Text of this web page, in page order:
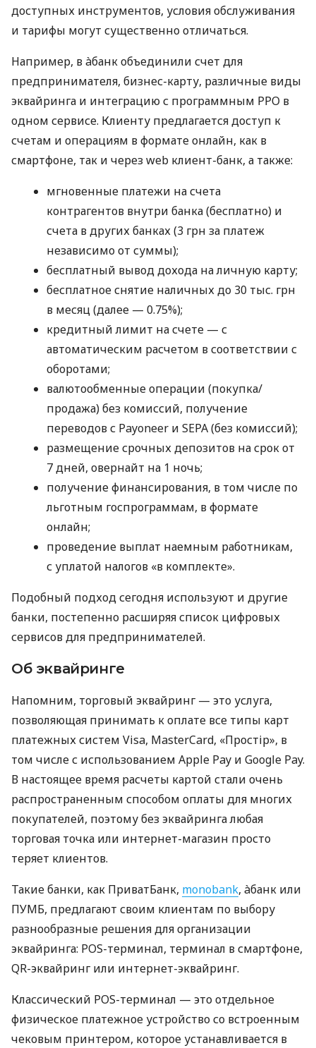
доступных инструментов, условия обслуживания
и тарифы могут существенно отличаться.
Например, в àбанк объединили счет для
предпринимателя, бизнес-карту, различные виды
эквайринга и интеграцию с программным РРО в
одном сервисе. Клиенту предлагается доступ к
счетам и операциям в формате онлайн, как в
смартфоне, так и через web клиент-банк, а также:
мгновенные платежи на счета
контрагентов внутри банка (бесплатно) и
счета в других банках (3 грн за платеж
независимо от суммы);
бесплатный вывод дохода на личную карту;
бесплатное снятие наличных до 30 тыс. грн
в месяц (далее — 0.75%);
кредитный лимит на счете — с
автоматическим расчетом в соответствии с
оборотами;
валютообменные операции (покупка/
продажа) без комиссий, получение
переводов с Payoneer и SEPA (без комиссий);
размещение срочных депозитов на срок от
7 дней, овернайт на 1 ночь;
получение финансирования, в том числе по
льготным госпрограммам, в формате
онлайн;
проведение выплат наемным работникам,
с уплатой налогов «в комплекте».
Подобный подход сегодня используют и другие
банки, постепенно расширяя список цифровых
сервисов для предпринимателей.
Об эквайринге
Напомним, торговый эквайринг — это услуга,
позволяющая принимать к оплате все типы карт
платежных систем Visa, MasterCard, «Простір», в
том числе с использованием Apple Pay и Google Pay.
В настоящее время расчеты картой стали очень
распространенным способом оплаты для многих
покупателей, поэтому без эквайринга любая
торговая точка или интернет-магазин просто
теряет клиентов.
Такие банки, как ПриватБанк, monobank, àбанк или
ПУМБ, предлагают своим клиентам по выбору
разнообразные решения для организации
эквайринга: POS-терминал, терминал в смартфоне,
QR-эквайринг или интернет-эквайринг.
Классический POS-терминал — это отдельное
физическое платежное устройство со встроенным
чековым принтером, которое устанавливается в